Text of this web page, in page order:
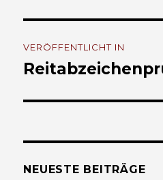
Navigation
VERÖFFENTLICHT IN
NEUESTE BEITRÄGE